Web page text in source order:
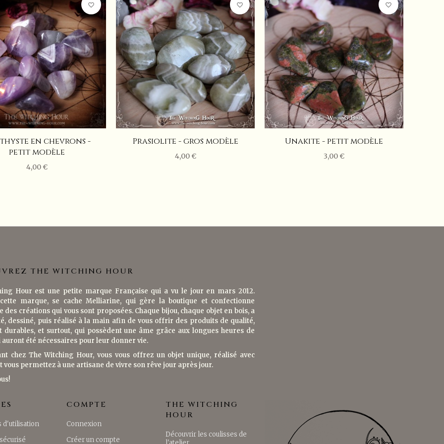
en chevrons -
petit modèle
4,00 €
favorite_border
Prasiolite - gros modèle
4,00 €
favorite_border
Unakite - petit modèle
3,00 €
favorite_border
THE WITCHING HOUR
Hour est une petite marque Française qui a vu le jour en mars 2012.
marque, se cache Melliarine, qui gère la boutique et confectionne
des créations qui vous sont proposées. Chaque bijou, chaque objet en bois, a
dessiné, puis réalisé à la main afin de vous offrir des produits de qualité,
durables, et surtout, qui possèdent une âme grâce aux longues heures de
été nécessaires pour leur donner vie.
chez The Witching Hour, vous vous offrez un objet unique, réalisé avec
vous permettez à une artisane de vivre son rêve jour après jour.
d'utilisation
COMPTE
Connexion
Créer un compte
THE WITCHING
HOUR
Découvrir les coulisses de